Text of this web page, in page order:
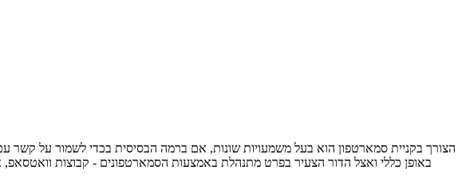
באופן כללי ואצל הדור הצעיר בפרט מתנהלת באמצעות הסמארטפונים - קבוצות